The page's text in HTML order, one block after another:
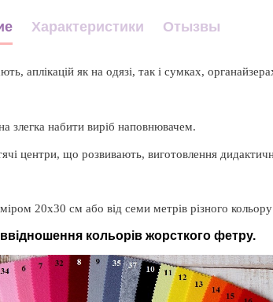
Характеристики Отызвы
аплікацій як на одязі, так і сумках,
злегка набити виріб наповнювачем.
центри, що розвивають, виготовлення
20х30 см або від семи метрів різного кольору
кольорів жорсткого фетру.